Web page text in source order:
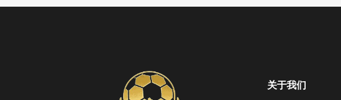
关于我们